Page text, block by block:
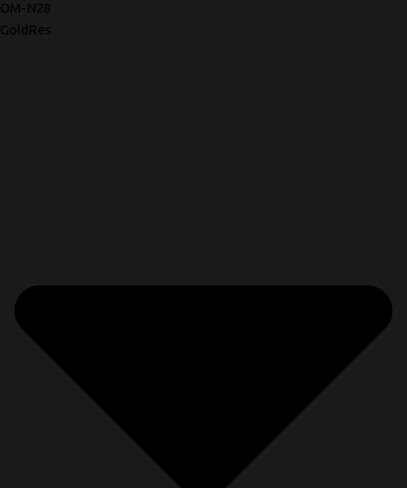
OM-N28
GoldRes